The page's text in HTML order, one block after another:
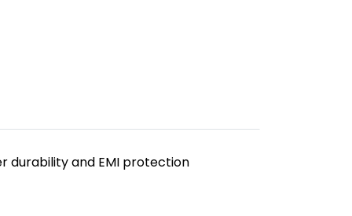
durability and EMI protection